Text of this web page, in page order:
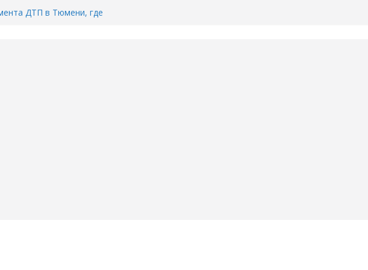
ДТП в Тюмени, где